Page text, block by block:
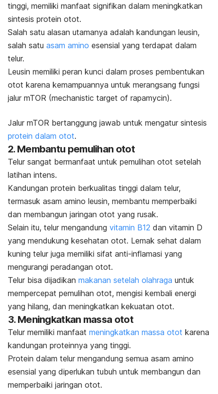
tinggi, memiliki manfaat signifikan dalam meningkatkan
sintesis protein otot.
Salah satu alasan utamanya adalah kandungan leusin,
salah satu asam amino esensial yang terdapat dalam
telur.
Leusin memiliki peran kunci dalam proses pembentukan
otot karena kemampuannya untuk merangsang fungsi
jalur mTOR (mechanistic target of rapamycin).
Jalur mTOR bertanggung jawab untuk mengatur sintesis
protein dalam otot.
2. Membantu pemulihan otot
Telur sangat bermanfaat untuk pemulihan otot setelah
latihan intens.
Kandungan protein berkualitas tinggi dalam telur,
termasuk asam amino leusin, membantu memperbaiki
dan membangun jaringan otot yang rusak.
Selain itu, telur mengandung vitamin B12 dan vitamin D
yang mendukung kesehatan otot. Lemak sehat dalam
kuning telur juga memiliki sifat anti-inflamasi yang
mengurangi peradangan otot.
Telur bisa dijadikan makanan setelah olahraga untuk
mempercepat pemulihan otot, mengisi kembali energi
yang hilang, dan meningkatkan kekuatan otot.
3. Meningkatkan massa otot
Telur memiliki manfaat meningkatkan massa otot karena
kandungan proteinnya yang tinggi.
Protein dalam telur mengandung semua asam amino
esensial yang diperlukan tubuh untuk membangun dan
memperbaiki jaringan otot.